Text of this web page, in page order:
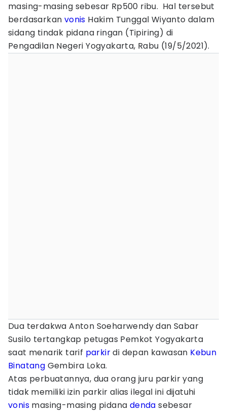
masing-masing sebesar Rp500 ribu. Hal tersebut
berdasarkan vonis Hakim Tunggal Wiyanto dalam
sidang tindak pidana ringan (Tipiring) di
Pengadilan Negeri Yogyakarta, Rabu (19/5/2021).
Dua terdakwa Anton Soeharwendy dan Sabar
Susilo tertangkap petugas Pemkot Yogyakarta
saat menarik tarif parkirdi depan kawasan Kebun
Binatang Gembira Loka.
Atas perbuatannya, dua orang juru parkir yang
tidak memiliki izin parkir alias ilegal ini dijatuhi
vonis masing-masing pidana denda sebesar